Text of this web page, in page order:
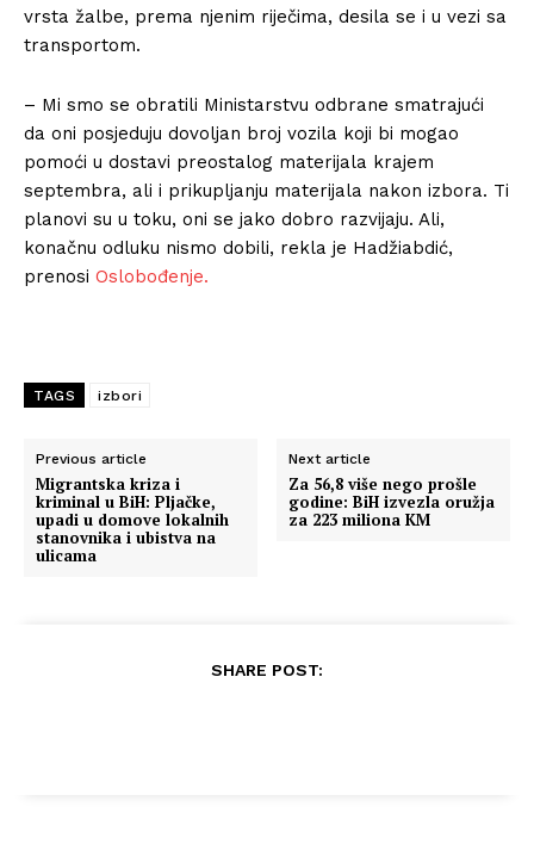
vrsta žalbe, prema njenim riječima, desila se i u vezi sa
transportom.
– Mi smo se obratili Ministarstvu odbrane smatrajući
da oni posjeduju dovoljan broj vozila koji bi mogao
pomoći u dostavi preostalog materijala krajem
septembra, ali i prikupljanju materijala nakon izbora. Ti
planovi su u toku, oni se jako dobro razvijaju. Ali,
konačnu odluku nismo dobili, rekla je Hadžiabdić,
prenosi Oslobođenje.
TAGS izbori
Previous article
Migrantska kriza i
kriminal u BiH: Pljačke,
upadi u domove lokalnih
stanovnika i ubistva na
ulicama
Next article
Za 56,8 više nego prošle
godine: BiH izvezla oružja
za 223 miliona KM
SHARE POST: